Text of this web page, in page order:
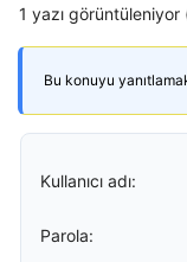
1 yazı görüntüleniyor
Bu konuyu
Kullanıcı adı:
Parola: